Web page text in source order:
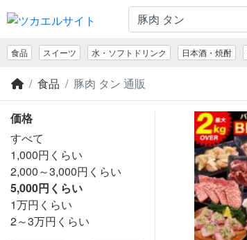
食品 スイーツ 水・ソフトドリンク 日本酒・焼酎
食品 豚肉 タン 通販
価格
すべて
1,000円くらい
2,000～3,000円くらい
5,000円くらい
1万円くらい
2～3万円くらい